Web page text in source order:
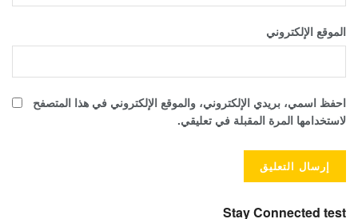
الموقع الإلكتروني
احفظ اسمي، بريدي الإلكتروني، والموقع الإلكتروني في هذا المتصفح
لاستخدامها المرة المقبلة في تعليقي.
Stay Connected test